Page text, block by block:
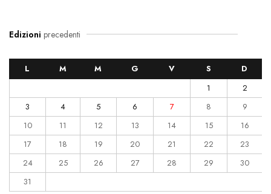
Edizioni precedenti
L M M G V S
D
1
2
3
4 5 6 7 8
9
10
11 12 13 14 15
16
17
18 19 20 21 22
23
24
25 26 27 28 29
30
31